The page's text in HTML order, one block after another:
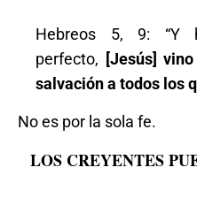
Hebreos 5, 9: “Y
perfecto, [Jesús]
salvación a todos los
No es por la sola fe.
LOS CREYENTES